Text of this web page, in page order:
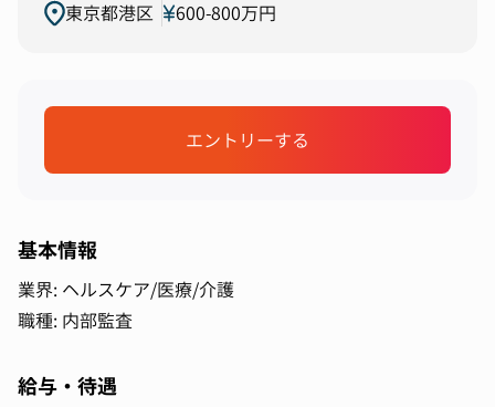
東京都港区 600-800万円
エントリーする
基本情報
業界: ヘルスケア/医療/介護
職種: 内部監査
給与・待遇